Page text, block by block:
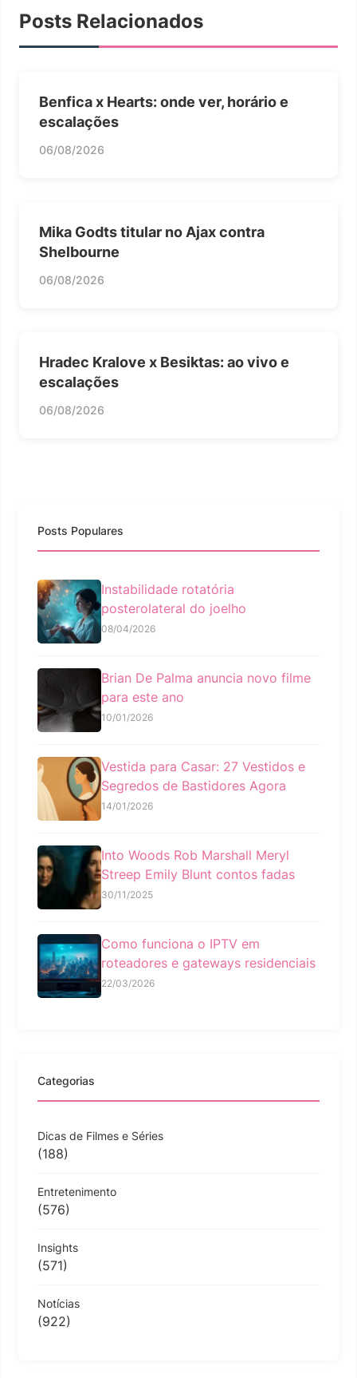
Posts Relacionados
Benfica x Hearts: onde ver, horário e
escalações
06/08/2026
Mika Godts titular no Ajax contra
Shelbourne
06/08/2026
Hradec Kralove x Besiktas: ao vivo e
escalações
06/08/2026
Posts Populares
Instabilidade rotatória
posterolateral do joelho
08/04/2026
Brian De Palma anuncia novo filme
para este ano
10/01/2026
Vestida para Casar: 27 Vestidos e
Segredos de Bastidores Agora
14/01/2026
Into Woods Rob Marshall Meryl
Streep Emily Blunt contos fadas
30/11/2025
Como funciona o IPTV em
roteadores e gateways residenciais
22/03/2026
Categorias
Dicas de Filmes e Séries
(188)
Entretenimento
(576)
Insights
(571)
Notícias
(922)